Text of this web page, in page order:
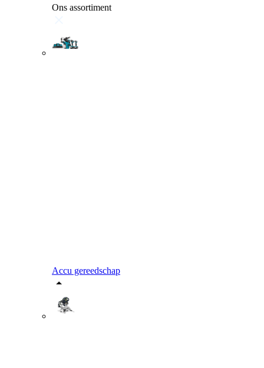
Ons assortiment
Accu gereedschap